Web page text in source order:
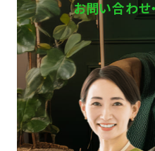
お問い合わせ